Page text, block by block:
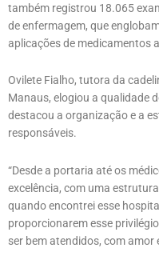
também registrou 18.065
de enfermagem, que
aplicações de medicamentos
Ovilete Fialho, tutora da
Manaus, elogiou a qualidade
destacou a organização e a
responsáveis.
“Desde a portaria até os
excelência, com uma
quando encontrei esse
proporcionarem esse
ser bem atendidos, com amor